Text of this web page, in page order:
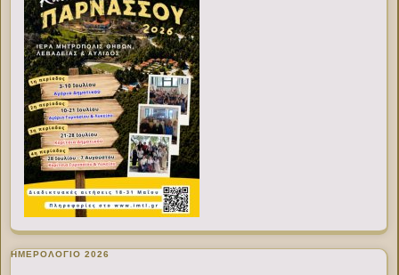
ΗΜΕΡΟΛΟΓΙΟ 2026